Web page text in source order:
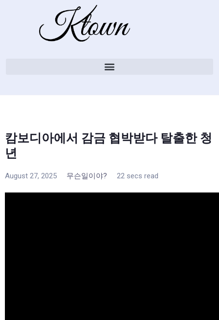
캄보디아에서 감금 협박받다 탈출한 청
년
August 27, 2025 무슨일이야? 22 secs read